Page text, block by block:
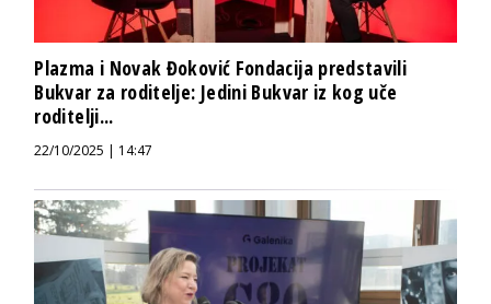
Plazma i Novak Đoković Fondacija predstavili
Bukvar za roditelje: Jedini Bukvar iz kog uče
roditelji...
22/10/2025 | 14:47